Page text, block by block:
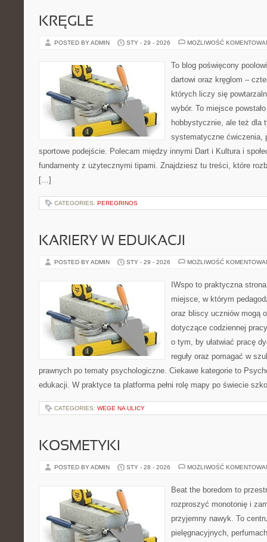
KRĘGLE
POSTED BY ADMIN STY - 29 - 2026 MOŻLIWOŚĆ
To blog poświęcony
dartowi oraz kręglom –
których liczy się
wybór. To miejsce
hobbystycznie, ale też dla
systematyczne ćwiczenia,
sportowe podejście. Polecam między innymi Dart i Kultura i
fundamenty z użytecznymi tipami. Znajdziesz tu treści, które
[…]
CATEGORIES: PEREGRINOS
KARIERY W EDUKACJI
POSTED BY ADMIN STY - 29 - 2026 MOŻLIWOŚĆ
IWspo to praktyczna
miejsce, w którym
oraz bliscy uczniów mogą
dotyczące codziennej
o tym, by ułatwiać pracę
reguły oraz pomagać w
prawnych po tematy psychologiczne. Ciekawe kategorie to
edukacji. W praktyce ta platforma pełni rolę mapy po świecie
CATEGORIES: WEGE NA ULICY
KOSMETYKI
POSTED BY ADMIN STY - 28 - 2026 MOŻLIWOŚĆ
Beat the boredom to
rozproszyć monotonię i
przyjemny nawyk. To
pielęgnacyjnych,